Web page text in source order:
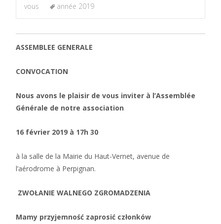
vous
année 2019
ASSEMBLEE GENERALE
CONVOCATION
Nous avons le plaisir de vous inviter à l’Assemblée
Générale de notre association
16 février 2019 à 17h 30
à la salle de la Mairie du Haut-Vernet, avenue de
l’aérodrome à Perpignan.
ZWOŁANIE WALNEGO ZGROMADZENIA
Mamy przyjemność zaprosić członków